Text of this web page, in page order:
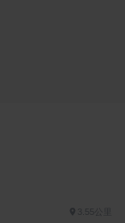
3.55公里